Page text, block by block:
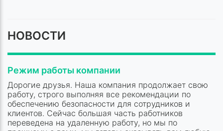
НОВОСТИ
Режим работы компании
Дорогие друзья. Наша компания продолжает свою
работу, строго выполняя все рекомендации по
обеспечению безопасности для сотрудников и
клиентов. Сейчас большая часть работников
переведена на удаленную работу, но мы по